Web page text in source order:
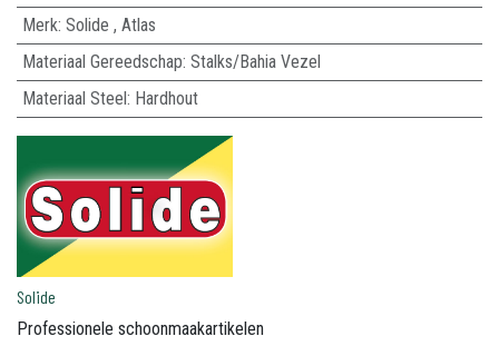
Merk: Solide , Atlas
Materiaal Gereedschap: Stalks/Bahia Vezel
Materiaal Steel: Hardhout
Solide
Professionele schoonmaakartikelen